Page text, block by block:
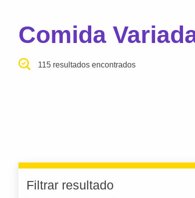
Comida
115 resultados encontrados
Filtrar resultado